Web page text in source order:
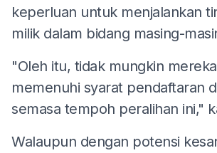
keperluan untuk menjalankan
milik dalam bidang masing-
"Oleh itu, tidak mungkin
memenuhi syarat pendaftaran
semasa tempoh peralihan ini,"
Walaupun dengan potensi